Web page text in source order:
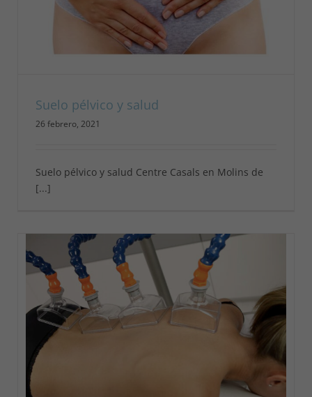
Suelo pélvico y salud
26 febrero, 2021
Suelo pélvico y salud Centre Casals en Molins de
[...]